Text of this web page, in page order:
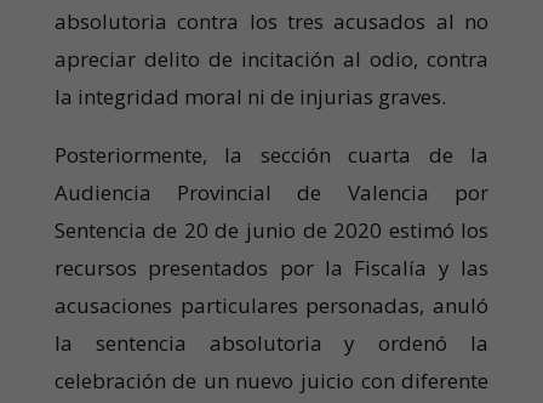
absolutoria contra los tres acusados al no
apreciar delito de incitación al odio, contra
la integridad moral ni de injurias graves.
Posteriormente, la sección cuarta de la
Audiencia Provincial de Valencia por
Sentencia de 20 de junio de 2020 estimó los
recursos presentados por la Fiscalía y las
acusaciones particulares personadas, anuló
la sentencia absolutoria y ordenó la
celebración de un nuevo juicio con diferente